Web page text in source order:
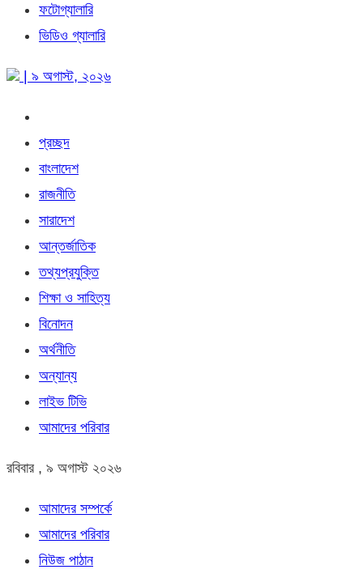
ফটোগ্যালারি
ভিডিও গ্যালারি
| ৯ অগাস্ট, ২০২৬
প্রচ্ছদ
বাংলাদেশ
রাজনীতি
সারাদেশ
আন্তর্জাতিক
তথ্যপ্রযুক্তি
শিক্ষা ও সাহিত্য
বিনোদন
অর্থনীতি
অন্যান্য
লাইভ টিভি
আমাদের পরিবার
রবিবার , ৯ অগাস্ট ২০২৬
আমাদের সম্পর্কে
আমাদের পরিবার
নিউজ পাঠান